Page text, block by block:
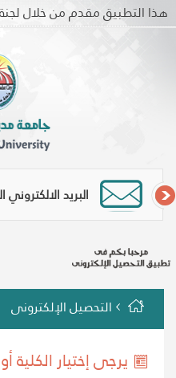
هذا التطبيق مقدم من خلال لجنة
البريد الالكتروني
التحصيل الإلكترونى
يرجى إختيار الكلية